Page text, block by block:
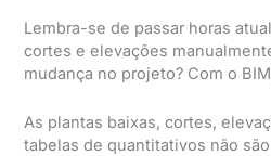
Lembra-se de passar horas
cortes e elevações
mudança no projeto? Com o
As plantas baixas, cortes,
tabelas de quantitativos não